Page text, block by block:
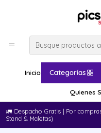
Inicio Categorías
Quienes
🚛​ Despacho Gratis | Por
Stand & Maletas)